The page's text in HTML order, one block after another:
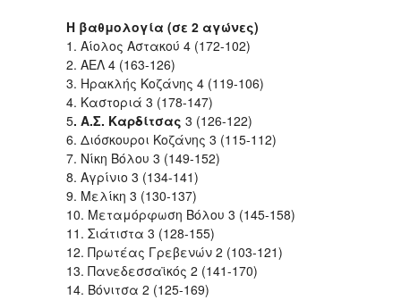
Η βαθμολογία (σε 2 αγώνες)
1. Αίολος Αστακού 4 (172-102)
2. ΑΕΛ 4 (163-126)
3. Ηρακλής Κοζάνης 4 (119-106)
4. Καστοριά 3 (178-147)
5. Α.Σ. Καρδίτσας 3 (126-122)
6. Διόσκουροι Κοζάνης 3 (115-112)
7. Νίκη Βόλου 3 (149-152)
8. Αγρίνιο 3 (134-141)
9. Μελίκη 3 (130-137)
10. Μεταμόρφωση Βόλου 3 (145-158)
11. Σιάτιστα 3 (128-155)
12. Πρωτέας Γρεβενών 2 (103-121)
13. Πανεδεσσαϊκός 2 (141-170)
14. Βόνιτσα 2 (125-169)